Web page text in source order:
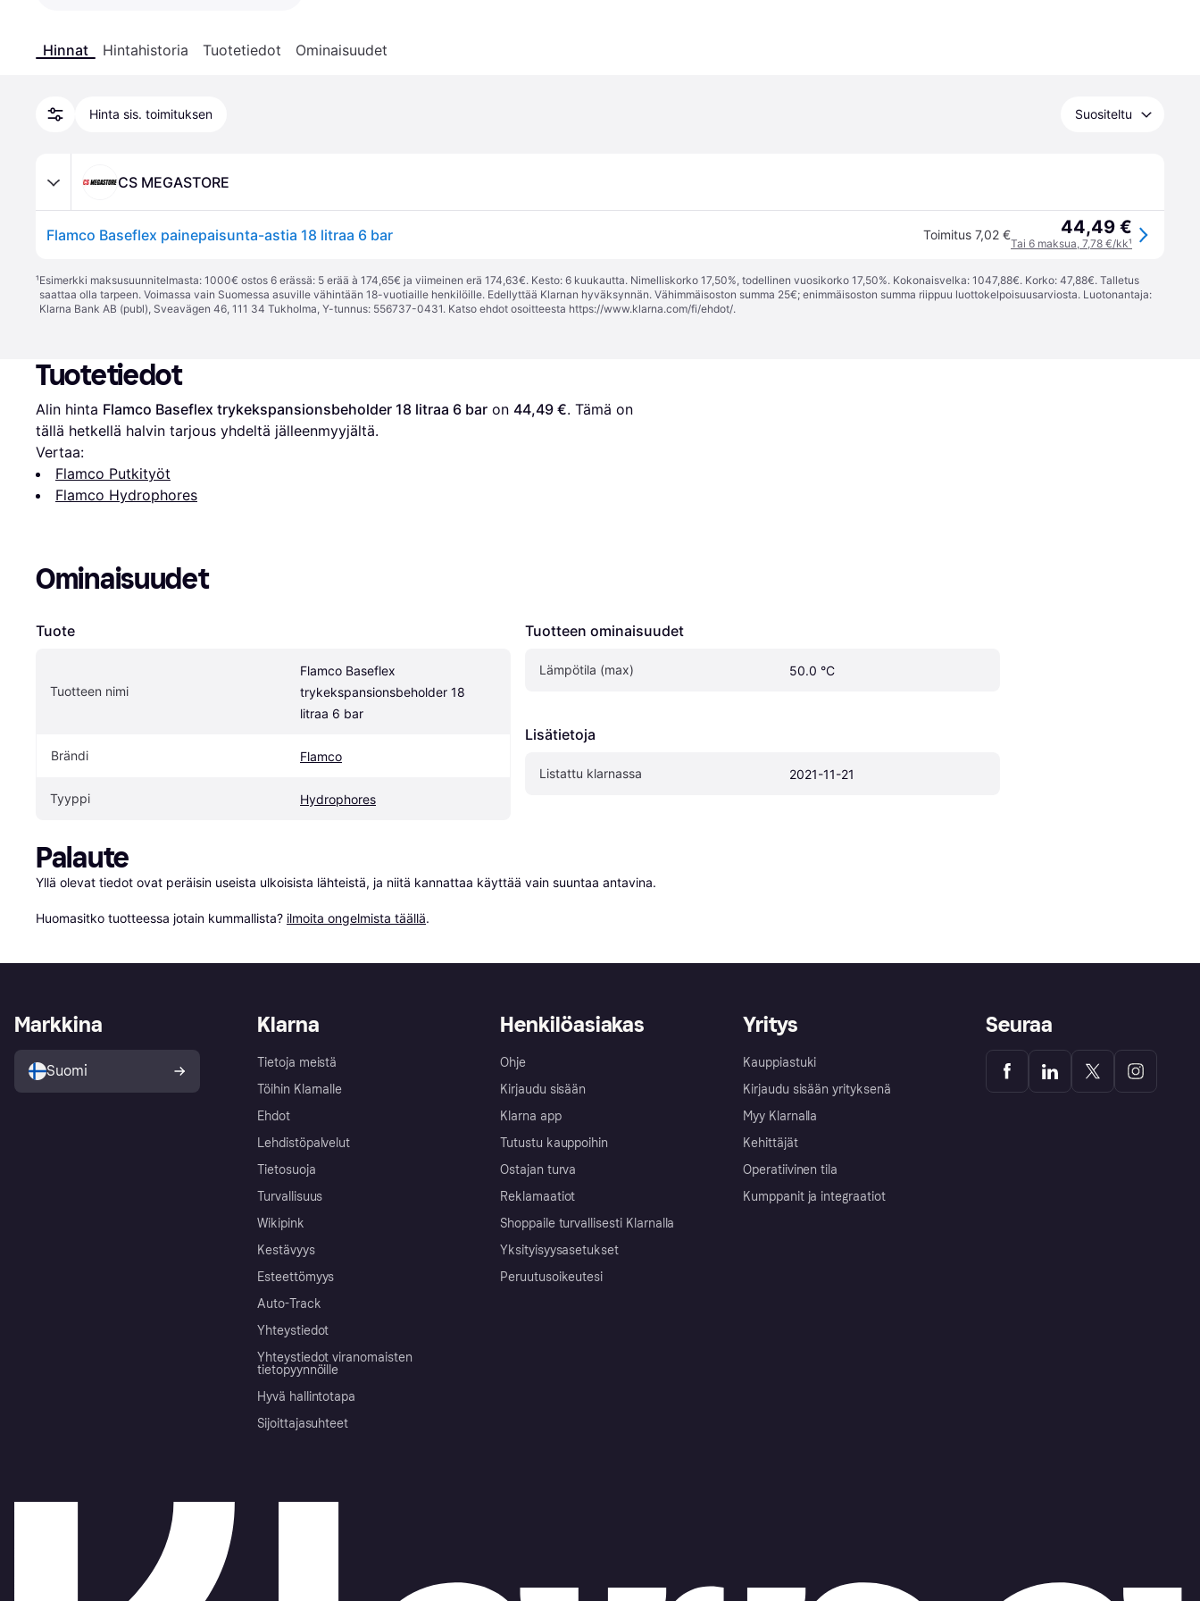
Hinnat Hintahistoria Tuotetiedot Ominaisuudet
Hinta sis. toimituksen Suositeltu
CS MEGASTORE
Flamco Baseflex painepaisunta-astia 18 litraa 6 bar Toimitus 7,02 € 44,49 €
Tai 6 maksua, 7,78 €/kk¹
¹Esimerkki maksusuunnitelmasta: 1000€ ostos 6 erässä: 5 erää à 174,65€ ja viimeinen erä 174,63€. Kesto: 6 kuukautta. Nimelliskorko 17,50%, todellinen vuosikorko 17,50%. Kokonaisvelka: 1047,88€. Korko: 47,88€. Talletus
saattaa olla tarpeen. Voimassa vain Suomessa asuville vähintään 18-vuotiaille henkilöille. Edellyttää Klarnan hyväksynnän. Vähimmäisoston summa 25€; enimmäisoston summa riippuu luottokelpoisuusarviosta. Luotonantaja:
Klarna Bank AB (publ), Sveavägen 46, 111 34 Tukholma, Y-tunnus: 556737-0431. Katso ehdot osoitteesta https://www.klarna.com/fi/ehdot/.
Tuotetiedot
Alin hinta Flamco Baseflex trykekspansionsbeholder 18 litraa 6 bar on 44,49 €. Tämä on
tällä hetkellä halvin tarjous yhdeltä jälleenmyyjältä.
Vertaa:
Flamco Putkityöt
Flamco Hydrophores
Ominaisuudet
Tuote
Tuotteen nimi
Flamco Baseflex
trykekspansionsbeholder 18
litraa 6 bar
Brändi Flamco
Tyyppi Hydrophores
Tuotteen ominaisuudet
Lämpötila (max) 50.0 °C
Lisätietoja
Listattu klarnassa 2021-11-21
Palaute
Yllä olevat tiedot ovat peräisin useista ulkoisista lähteistä, ja niitä kannattaa käyttää vain suuntaa antavina.
Huomasitko tuotteessa jotain kummallista? ilmoita ongelmista täällä.
Klarna
Tietoja meistä
Töihin Klarnalle
Ehdot
Lehdistöpalvelut
Tietosuoja
Turvallisuus
Wikipink
Kestävyys
Esteettömyys
Auto-Track
Yhteystiedot
Yhteystiedot viranomaisten
tietopyynnöille
Hyvä hallintotapa
Sijoittajasuhteet
Henkilöasiakas
Ohje
Kirjaudu sisään
Klarna app
Tutustu kauppoihin
Ostajan turva
Reklamaatiot
Shoppaile turvallisesti Klarnalla
Yksityisyysasetukset
Peruutusoikeutesi
Yritys
Kauppiastuki
Kirjaudu sisään yrityksenä
Myy Klarnalla
Kehittäjät
Operatiivinen tila
Kumppanit ja integraatiot
Markkina
Suomi
Seuraa